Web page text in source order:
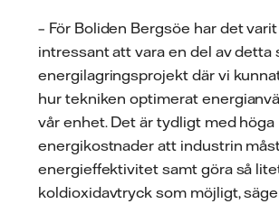
– För Boliden Bergsöe har det
intressant att vara en del av detta
energilagringsprojekt där vi
hur tekniken optimerat
vår enhet. Det är tydligt med höga
energikostnader att industrin
energieffektivitet samt göra så
koldioxidavtryck som möjligt,